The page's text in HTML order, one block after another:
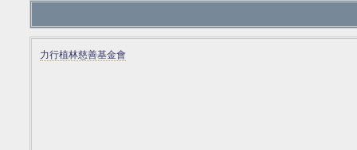
力行植林慈善基金會